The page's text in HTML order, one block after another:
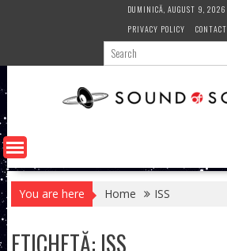
DUMINICĂ, AUGUST 9, 2026
PRIVACY POLICY
CONTACT
You are here Home ISS
ETICHETĂ: ISS